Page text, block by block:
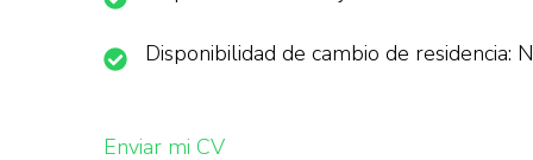
Disponibilidad de cambio de residencia:
Enviar mi CV